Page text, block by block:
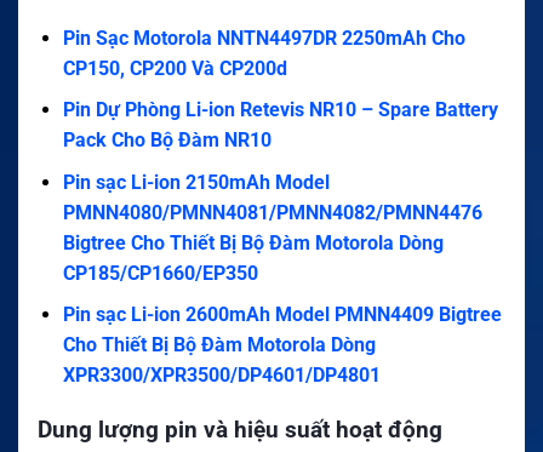
Pin Sạc Motorola NNTN4497DR 2250mAh Cho
CP150, CP200 Và CP200d
Pin Dự Phòng Li-ion Retevis NR10 – Spare Battery
Pack Cho Bộ Đàm NR10
Pin sạc Li-ion 2150mAh Model
PMNN4080/PMNN4081/PMNN4082/PMNN4476
Bigtree Cho Thiết Bị Bộ Đàm Motorola Dòng
CP185/CP1660/EP350
Pin sạc Li-ion 2600mAh Model PMNN4409 Bigtree
Cho Thiết Bị Bộ Đàm Motorola Dòng
XPR3300/XPR3500/DP4601/DP4801
Dung lượng pin và hiệu suất hoạt động